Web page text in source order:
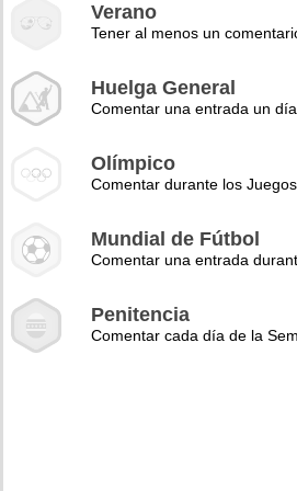
Verano
Tener al menos un
Huelga General
Comentar una entrada un
Olímpico
Comentar durante los
Mundial de Fútbol
Comentar una entrada
Penitencia
Comentar cada día de la